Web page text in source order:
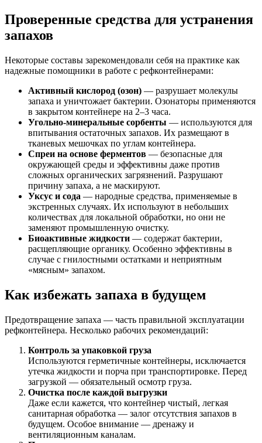
Проверенные средства для устранения
запахов
Некоторые составы зарекомендовали себя на практике как
надежные помощники в работе с рефконтейнерами:
Активный кислород (озон) — разрушает молекулы
запаха и уничтожает бактерии. Озонаторы применяются
в закрытом контейнере на 2–3 часа.
Угольно-минеральные сорбенты — используются для
впитывания остаточных запахов. Их размещают в
тканевых мешочках по углам контейнера.
Спреи на основе ферментов — безопасные для
окружающей среды и эффективны даже против
сложных органических загрязнений. Разрушают
причину запаха, а не маскируют.
Уксус и сода — народные средства, применяемые в
экстренных случаях. Их используют в небольших
количествах для локальной обработки, но они не
заменяют промышленную очистку.
Биоактивные жидкости — содержат бактерии,
расщепляющие органику. Особенно эффективны в
случае с гнилостными остатками и неприятным
«мясным» запахом.
Как избежать запаха в будущем
Предотвращение запаха — часть правильной эксплуатации
рефконтейнера. Несколько рабочих рекомендаций:
Контроль за упаковкой груза
Используются герметичные контейнеры, исключается
утечка жидкости и порча при транспортировке. Перед
загрузкой — обязательный осмотр груза.
Очистка после каждой выгрузки
Даже если кажется, что контейнер чистый, легкая
санитарная обработка — залог отсутствия запахов в
будущем. Особое внимание — дренажу и
вентиляционным каналам.